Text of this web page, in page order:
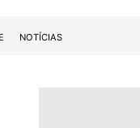
NOTÍCIAS